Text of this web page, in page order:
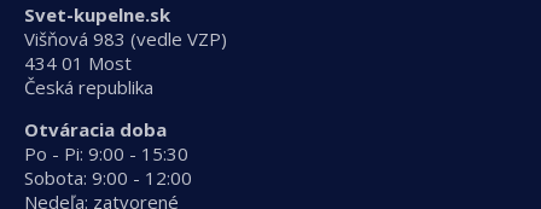
Svet-kupelne.sk
Višňová 983 (vedle VZP)
434 01 Most
Česká republika
Otváracia doba
Po - Pi: 9:00 - 15:30
Sobota: 9:00 - 12:00
Nedeľa: zatvorené